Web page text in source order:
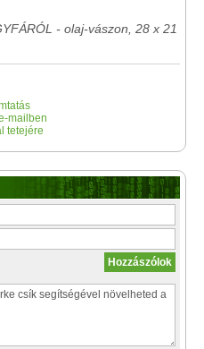
- olaj-vászon, 28 x 21
mailben
tetejére